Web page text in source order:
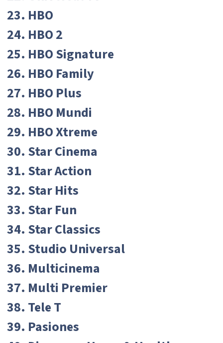
23. HBO
24. HBO 2
25. HBO Signature
26. HBO Family
27. HBO Plus
28. HBO Mundi
29. HBO Xtreme
30. Star Cinema
31. Star Action
32. Star Hits
33. Star Fun
34. Star Classics
35. Studio Universal
36. Multicinema
37. Multi Premier
38. Tele T
39. Pasiones